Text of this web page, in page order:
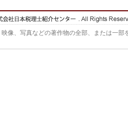
像、写真などの著作物の全部、または一